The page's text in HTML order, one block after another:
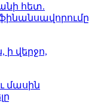
հետ.
ի վերջո,
մասին